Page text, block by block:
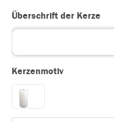
Überschrift der Kerze
Kerzenmotiv